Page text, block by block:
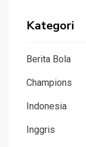
Kategori
Berita Bola
Champions
Indonesia
Inggris